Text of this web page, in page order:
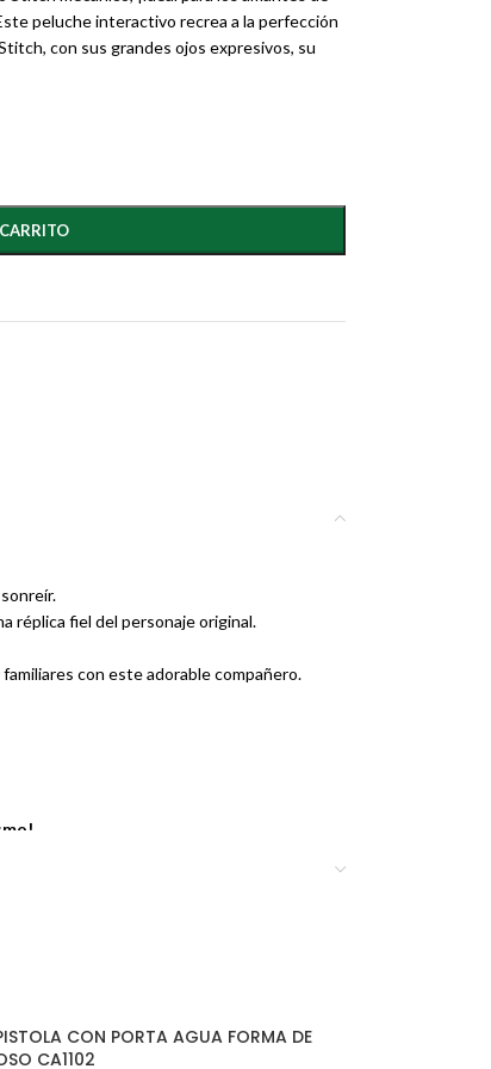
peluche interactivo recrea a la perfección
con sus grandes ojos expresivos, su
réplica fiel del personaje original.
con este adorable compañero.
CON PORTA AGUA FORMA DE
CA1102